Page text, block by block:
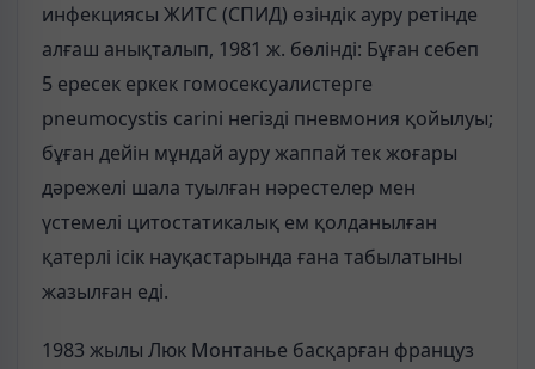
инфекциясы ЖИТС (СПИД) өзіндік ауру ретінде
алғаш анықталып, 1981 ж. бөлінді: Бұған себеп
5 ересек еркек гомосексуалистерге
pneumocystis саrіnі негізді пневмония қойылуы;
бұған дейін мұндай ауру жаппай тек жоғары
дәрежелі шала туылған нәрестелер мен
үстемелі цитостатикалық ем қолданылған
қатерлі ісік науқастарында ғана табылатыны
жазылған еді.
1983 жылы Люк Монтанье басқарған француз